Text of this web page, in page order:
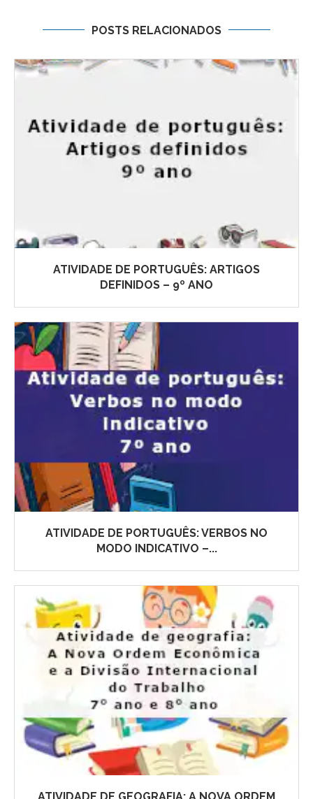
POSTS RELACIONADOS
ATIVIDADE DE PORTUGUÊS: ARTIGOS
DEFINIDOS – 9º ANO
ATIVIDADE DE PORTUGUÊS: VERBOS NO
MODO INDICATIVO –...
ATIVIDADE DE GEOGRAFIA: A NOVA ORDEM